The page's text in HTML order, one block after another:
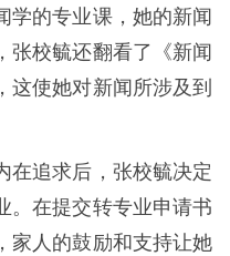
学的专业课，她的新闻
张校毓还翻看了《新闻
这使她对新闻所涉及到
在追求后，张校毓决定
。在提交转专业申请书
家人的鼓励和支持让她